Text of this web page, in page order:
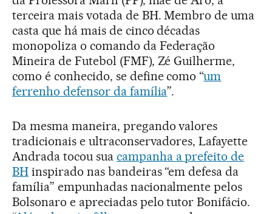
terceira mais votada de BH. Membro de uma
casta que há mais de cinco décadas
monopoliza o comando da Federação
Mineira de Futebol (FMF), Zé Guilherme,
como é conhecido, se define como “um
ferrenho defensor da família”.
Da mesma maneira, pregando valores
tradicionais e ultraconservadores, Lafayette
Andrada tocou sua campanha a prefeito de
BHinspirado nas bandeiras “em defesa da
família” empunhadas nacionalmente pelos
Bolsonaro e apreciadas pelo tutor Bonifácio.